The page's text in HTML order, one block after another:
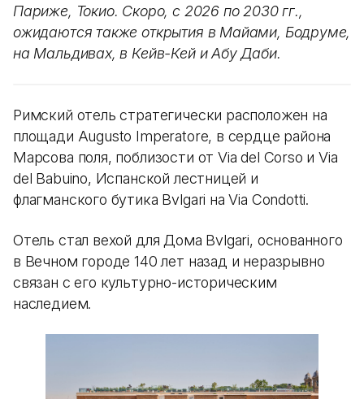
Париже, Токио. Скоро, с 2026 по 2030 гг.,
ожидаются также открытия в Майами, Бодруме,
на Мальдивах, в Кейв-Кей и Абу Даби.
Римский отель стратегически расположен на
площади Augusto Imperatore, в сердце района
Марсова поля, поблизости от Via del Corso и Via
del Babuino, Испанской лестницей и
флагманского бутика Bvlgari на Via Condotti.
Отель стал вехой для Дома Bvlgari, основанного
в Вечном городе 140 лет назад и неразрывно
связан с его культурно-историческим
наследием.